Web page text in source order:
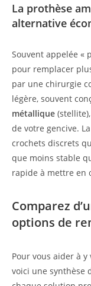
La prothèse
alternative
Souvent appelée «
pour remplacer
par une chirurgie
légère, souvent
métallique
de votre gencive.
crochets discrets
que moins stable
rapide à mettre en
Comparez
options de
Pour vous aider à
voici une synthèse